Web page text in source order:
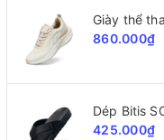
860.000₫
425.000₫